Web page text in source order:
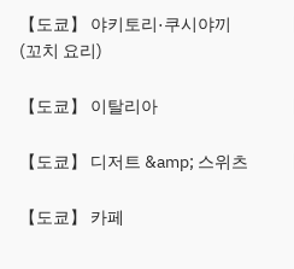
【도쿄】 야키토리·쿠시야끼
(꼬치 요리)
【도쿄】 이탈리아
【도쿄】 디저트 &amp; 스위츠
【도쿄】 카페